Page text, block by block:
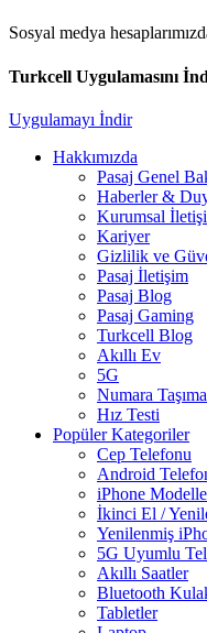
Sosyal medya
Turkcell Uygulamasını
Uygulamayı İndir
Hakkımızda
Pasaj Genel
Haberler &
Kurumsal
Kariyer
Gizlilik ve
Pasaj İletişim
Pasaj Blog
Pasaj Gaming
Turkcell Blog
Akıllı Ev
5G
Numara
Hız Testi
Popüler Kategoriler
Cep Telefonu
Android
iPhone
İkinci El /
Yenilenmiş
5G Uyumlu
Akıllı Saatler
Bluetooth
Tabletler